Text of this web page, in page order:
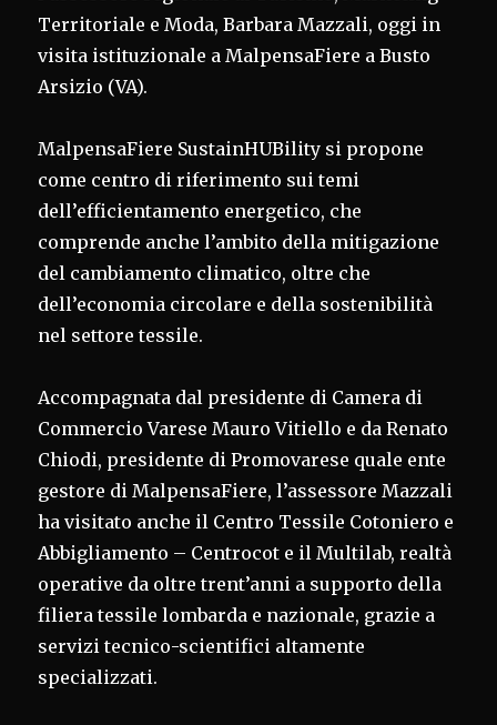
Territoriale e Moda, Barbara Mazzali, oggi in
visita istituzionale a MalpensaFiere a Busto
Arsizio (VA).
MalpensaFiere SustainHUBility si propone
come centro di riferimento sui temi
dell’efficientamento energetico, che
comprende anche l’ambito della mitigazione
del cambiamento climatico, oltre che
dell’economia circolare e della sostenibilità
nel settore tessile.
Accompagnata dal presidente di Camera di
Commercio Varese Mauro Vitiello e da Renato
Chiodi, presidente di Promovarese quale ente
gestore di MalpensaFiere, l’assessore Mazzali
ha visitato anche il Centro Tessile Cotoniero e
Abbigliamento – Centrocot e il Multilab, realtà
operative da oltre trent’anni a supporto della
filiera tessile lombarda e nazionale, grazie a
servizi tecnico-scientifici altamente
specializzati.